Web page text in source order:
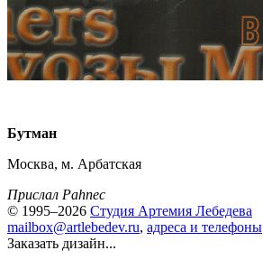
Бутман
Москва, м. Арбатская
Прислал Pahnec
© 1995–2026 Студия Артемия Лебедева
mailbox@artlebedev.ru, адреса и телефоны
Заказать дизайн...